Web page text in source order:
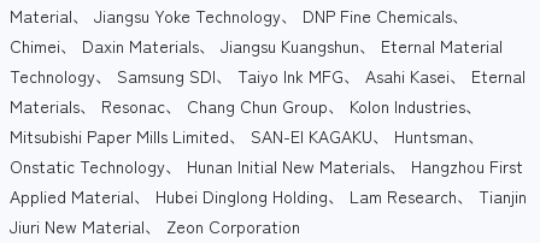
Material、 Jiangsu Yoke Technology、 DNP Fine Chemicals、
Chimei、 Daxin Materials、 Jiangsu Kuangshun、 Eternal Material
Technology、 Samsung SDI、 Taiyo Ink MFG、 Asahi Kasei、 Eternal
Materials、 Resonac、 Chang Chun Group、 Kolon Industries、
Mitsubishi Paper Mills Limited、 SAN-EI KAGAKU、 Huntsman、
Onstatic Technology、 Hunan Initial New Materials、 Hangzhou First
Applied Material、 Hubei Dinglong Holding、 Lam Research、 Tianjin
Jiuri New Material、 Zeon Corporation